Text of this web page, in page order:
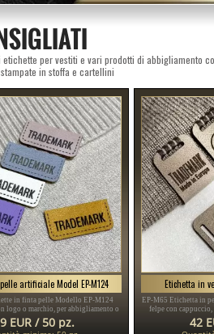
per vestiti e vari prodotti di abbigliamento
in stoffa e cartellini
artificiale Model EP-M124
in finta pelle Modello EP-M124
logo o marchio, per abbigliamento o
articoli del settore moda.
EUR / 50 pz.
Etichetta in
EP-M65 Etichetta in
felpe con cappuccio,
realizzata in pelle
42